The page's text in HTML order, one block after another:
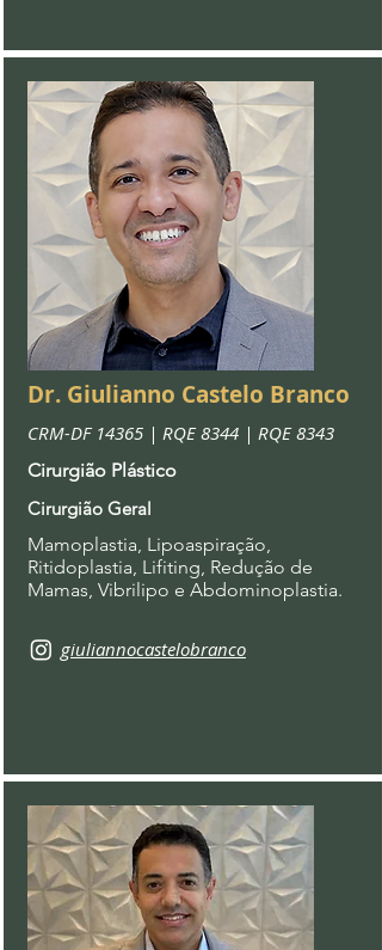
Dr. Giulianno Castelo Branco
CRM-DF 14365 | RQE 8344 | RQE 8343
Cirurgião Plástico
Cirurgião Geral
Mamoplastia, Lipoaspiração,
Ritidoplastia, Lifiting, Redução de
Mamas, Vibrilipo e Abdominoplastia.
giuliannocastelobranco